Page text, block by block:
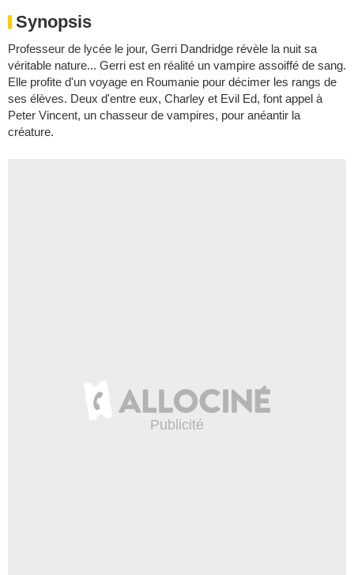
Synopsis
Professeur de lycée le jour, Gerri Dandridge révèle la nuit sa
véritable nature... Gerri est en réalité un vampire assoiffé de sang.
Elle profite d'un voyage en Roumanie pour décimer les rangs de
ses élèves. Deux d'entre eux, Charley et Evil Ed, font appel à
Peter Vincent, un chasseur de vampires, pour anéantir la
créature.